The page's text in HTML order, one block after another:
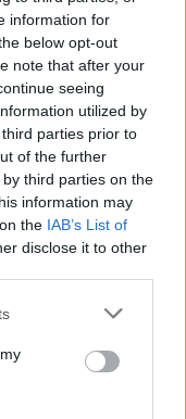
information for
below opt-out
note that after your
seeing
utilized by
parties prior to
of the further
third parties on the
information may
the IAB’s List of
disclose it to other
την
αποχωρεί